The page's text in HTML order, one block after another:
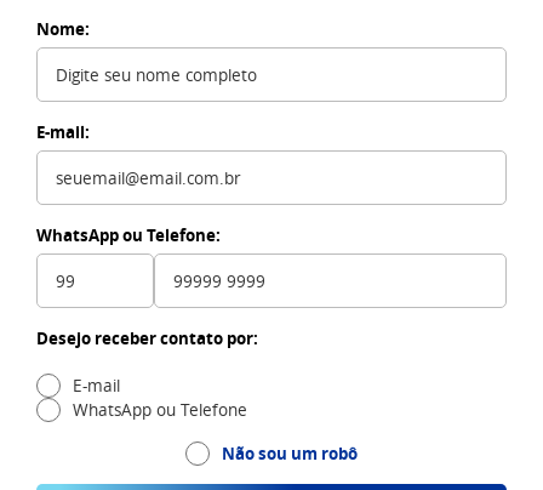
Nome:
E-mail:
WhatsApp ou Telefone:
Desejo receber contato por:
E-mail
WhatsApp ou Telefone
Não sou um robô